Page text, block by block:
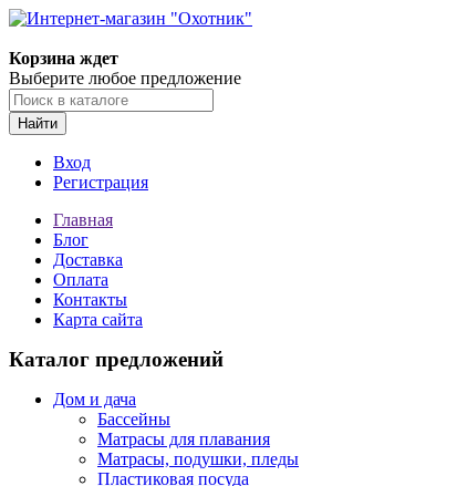
Корзина ждет
Выберите любое предложение
Найти
Вход
Регистрация
Главная
Блог
Доставка
Оплата
Контакты
Карта сайта
Каталог предложений
Дом и дача
Бассейны
Матрасы для плавания
Матрасы, подушки, пледы
Пластиковая посуда